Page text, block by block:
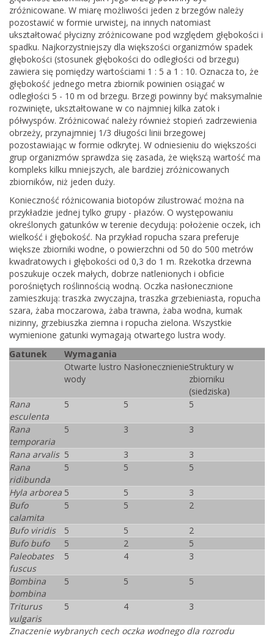
zróżnicowane. W miarę możliwości jeden z brzegów należy
pozostawić w formie urwistej, na innych natomiast
ukształtować płycizny zróżnicowane pod względem głębokości i
spadku. Najkorzystniejszy dla większości organizmów spadek
głębokości (stosunek głębokości do odległości od brzegu)
zawiera się pomiędzy wartościami 1 : 5 a 1 : 10. Oznacza to, że
głębokość jednego metra zbiornik powinien osiągać w
odległości 5 - 10 m od brzegu. Brzegi powinny być maksymalnie
rozwinięte, ukształtowane w co najmniej kilka zatok i
półwyspów. Zróżnicować należy również stopień zadrzewienia
obrzeży, przynajmniej 1/3 długości linii brzegowej
pozostawiając w formie odkrytej. W odniesieniu do większości
grup organizmów sprawdza się zasada, że większą wartość ma
kompleks kilku mniejszych, ale bardziej zróżnicowanych
zbiorników, niż jeden duży.
Konieczność różnicowania biotopów zilustrować można na
przykładzie jednej tylko grupy - płazów. O występowaniu
określonych gatunków w terenie decydują: położenie oczek, ich
wielkość i głębokość. Na przykład ropucha szara preferuje
większe zbiorniki wodne, o powierzchni od 50 do 500 metrów
kwadratowych i głębokości od 0,3 do 1 m. Rzekotka drzewna
poszukuje oczek małych, dobrze natlenionych i obficie
porośniętych roślinnością wodną. Oczka nasłonecznione
zamieszkują: traszka zwyczajna, traszka grzebieniasta, ropucha
szara, żaba moczarowa, żaba trawna, żaba wodna, kumak
nizinny, grzebiuszka ziemna i ropucha zielona. Wszystkie
wymienione gatunki wymagają otwartego lustra wody.
Gatunek
Wymagania
Otwarte lustro
wody
NasłonecznienieStruktury w
zbiorniku
(siedziska)
Rana
esculenta
5 5 5
Rana
temporaria
5 3 3
Rana arvalis 5 3
3
Rana
ridibunda
5 5 5
Hyla arborea 5 5
3
Bufo
calamita
5 5 2
Bufo viridis 5 5
2
Bufo bufo
5 2
5
Paleobates
fuscus
5 4 3
Bombina
bombina
5 5 5
Triturus
vulgaris
5 4 3
Znaczenie wybranych cech oczka wodnego dla rozrodu